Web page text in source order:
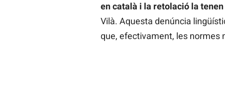
en català i la retolació la
Vilà. Aquesta denúncia
que, efectivament, les normes